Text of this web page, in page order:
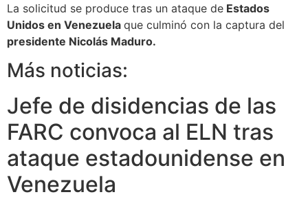
La solicitud se produce tras un ataque de Estados
Unidos en Venezuela que culminó con la captura del
presidente Nicolás Maduro.
Más noticias:
Jefe de disidencias de las
FARC convoca al ELN tras
ataque estadounidense en
Venezuela